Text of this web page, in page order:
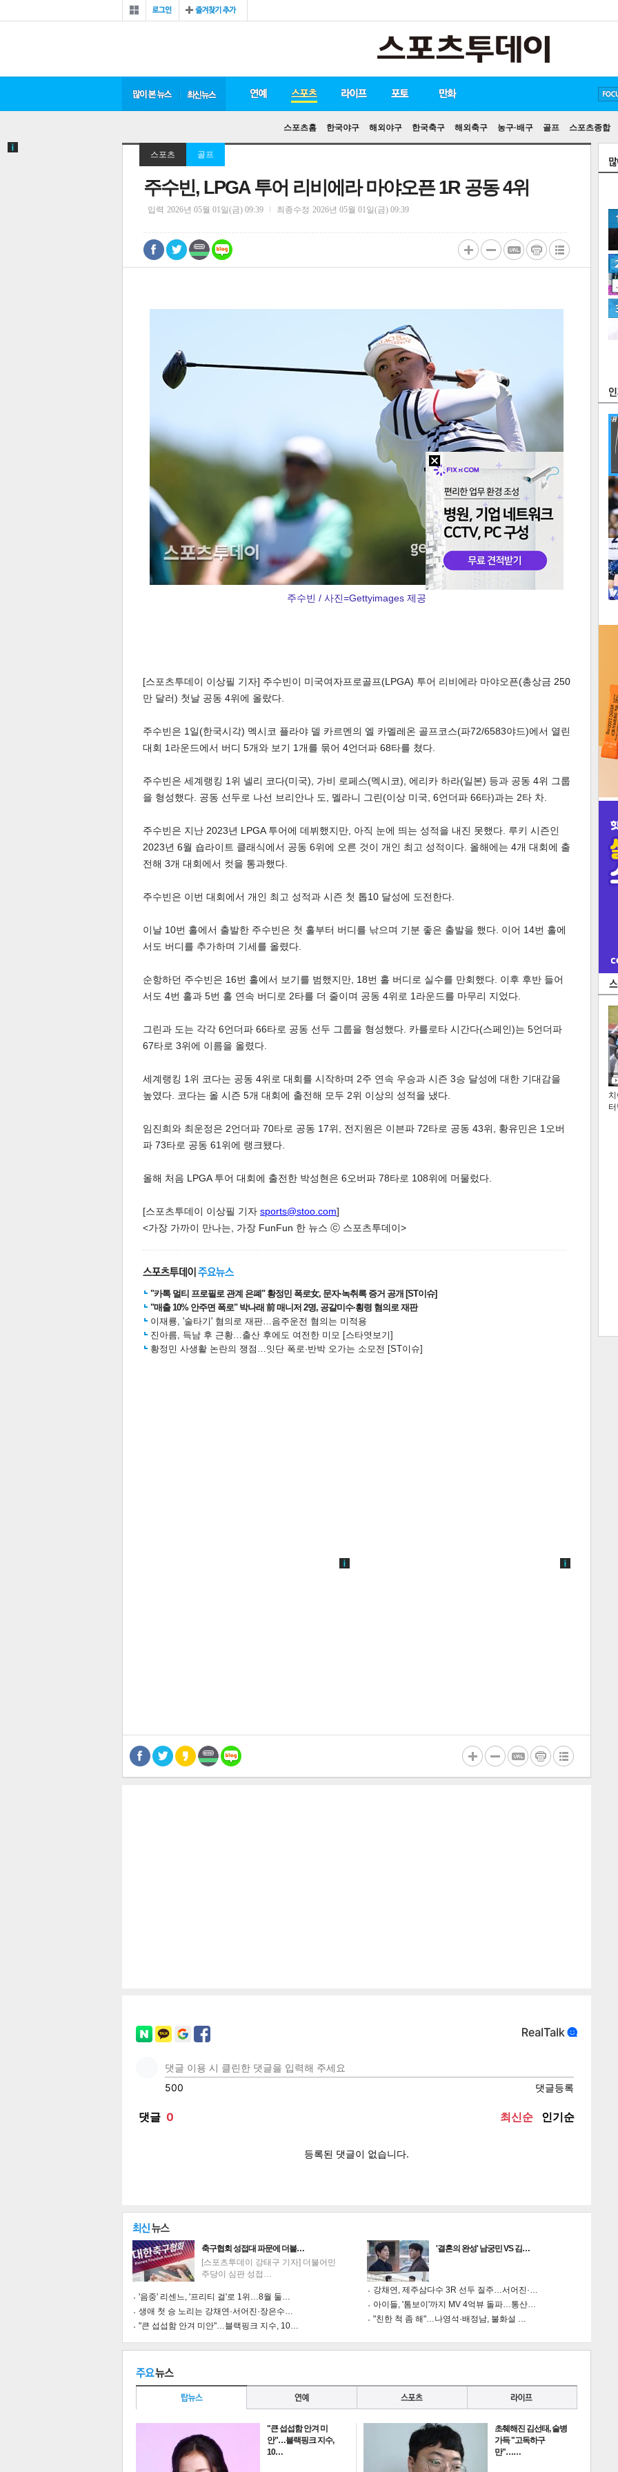
스포츠홈 한국야구 해외야구 한국축구 해외축구 농구·배구 골프 스포츠종합
포토
만화
방탄소년단
손흥민
유아인
스포츠 골프
주수빈, LPGA 투어 리비에라 마야오픈 1R 공동 4위
입력 2026년 05월 01일(금) 09:39 최종수정 2026년 05월 01일(금) 09:39
페이
스북
트위
터 공
밴드
공유
네이
버블
댓글
달기
0
url 복
주수빈 / 사진=Gettyimages 제공
[스포츠투데이 이상필 기자] 주수빈이 미국여자프로골프(LPGA) 투어 리비에라 마야오픈(총상금 250
만 달러) 첫날 공동 4위에 올랐다.
주수빈은 1일(한국시각) 멕시코 플라야 델 카르멘의 엘 카멜레온 골프코스(파72/6583야드)에서 열린
대회 1라운드에서 버디 5개와 보기 1개를 묶어 4언더파 68타를 쳤다.
주수빈은 세계랭킹 1위 넬리 코다(미국), 가비 로페스(멕시코), 에리카 하라(일본) 등과 공동 4위 그룹
을 형성했다. 공동 선두로 나선 브리안나 도, 멜라니 그린(이상 미국, 6언더파 66타)과는 2타 차.
주수빈은 지난 2023년 LPGA 투어에 데뷔했지만, 아직 눈에 띄는 성적을 내진 못했다. 루키 시즌인
2023년 6월 숍라이트 클래식에서 공동 6위에 오른 것이 개인 최고 성적이다. 올해에는 4개 대회에 출
전해 3개 대회에서 컷을 통과했다.
주수빈은 이번 대회에서 개인 최고 성적과 시즌 첫 톱10 달성에 도전한다.
이날 10번 홀에서 출발한 주수빈은 첫 홀부터 버디를 낚으며 기분 좋은 출발을 했다. 이어 14번 홀에
서도 버디를 추가하며 기세를 올렸다.
순항하던 주수빈은 16번 홀에서 보기를 범했지만, 18번 홀 버디로 실수를 만회했다. 이후 후반 들어
서도 4번 홀과 5번 홀 연속 버디로 2타를 더 줄이며 공동 4위로 1라운드를 마무리 지었다.
그린과 도는 각각 6언더파 66타로 공동 선두 그룹을 형성했다. 카를로타 시간다(스페인)는 5언더파
67타로 3위에 이름을 올렸다.
세계랭킹 1위 코다는 공동 4위로 대회를 시작하며 2주 연속 우승과 시즌 3승 달성에 대한 기대감을
높였다. 코다는 올 시즌 5개 대회에 출전해 모두 2위 이상의 성적을 냈다.
임진희와 최운정은 2언더파 70타로 공동 17위, 전지원은 이븐파 72타로 공동 43위, 황유민은 1오버
파 73타로 공동 61위에 랭크됐다.
올해 처음 LPGA 투어 대회에 출전한 박성현은 6오버파 78타로 108위에 머물렀다.
[스포츠투데이 이상필 기자 sports@stoo.com]
<가장 가까이 만나는, 가장 FunFun 한 뉴스 ⓒ 스포츠투데이>
"카톡 멀티 프로필로 관계 은폐" 황정민 폭로女, 문자·녹취록 증거 공개 [ST이슈]
"매출 10% 안주면 폭로" 박나래 前 매니저 2명, 공갈미수·횡령 혐의로 재판
이재룡, '술타기' 혐의로 재판…음주운전 혐의는 미적용
진아름, 득남 후 근황…출산 후에도 여전한 미모 [스타엿보기]
황정민 사생활 논란의 쟁점…잇단 폭로·반박 오가는 소모전 [ST이슈]
트위 카카 인쇄 목록
축구협회 성접대 파문에 더불…
[스포츠투데이 강태구 기자] 더불어민
주당이 심판 성접…
'음중' 리센느, '프리티 걸'로 1위…8월 둘…
생애 첫 승 노리는 강채연·서어진·장은수…
"큰 섭섭함 안겨 미안"…블랙핑크 지수, 10…
'결혼의 완성' 남궁민 VS 김…
강채연, 제주삼다수 3R 선두 질주…서어진·…
아이들, '톰보이'까지 MV 4억뷰 돌파…통산…
"친한 척 좀 해"…나영석·배정남, 불화설 …
"큰 섭섭함 안겨 미
안"…블랙핑크 지수,
10…
초췌해진 김선태, 술병
가득 "고독하구
만"……
연예
2